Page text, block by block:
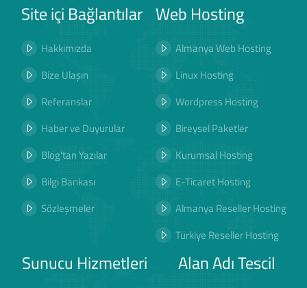
Site içi Bağlantılar
Hakkımızda
Bize Ulaşın
Referanslar
Haber ve Duyurular
Blog'tan Yazılar
Bilgi Bankası
Sözleşmeler
Web Hosting
Almanya Web Hosting
Linux Hosting
Wordpress Hosting
Bireysel Paketler
Kurumsal Hosting
E-Ticaret Hosting
Almanya Reseller Hosting
Türkiye Reseller Hosting
Sunucu Hizmetleri Alan Adı Tescil